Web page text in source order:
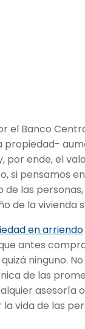
el Banco
ende, el
si pensamos
las
de la vivienda
en arriendo
antes
ninguno.
de las
asesoría
vida de las